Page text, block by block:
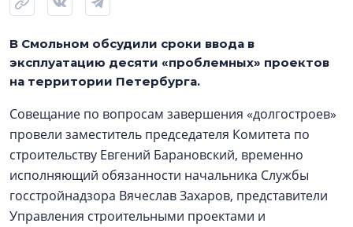
В Смольном обсудили сроки ввода в
эксплуатацию десяти «проблемных» проектов
на территории Петербурга.
Совещание по вопросам завершения «долгостроев»
провели заместитель председателя Комитета по
строительству Евгений Барановский, временно
исполняющий обязанности начальника Службы
госстройнадзора Вячеслав Захаров, представители
Управления строительными проектами и